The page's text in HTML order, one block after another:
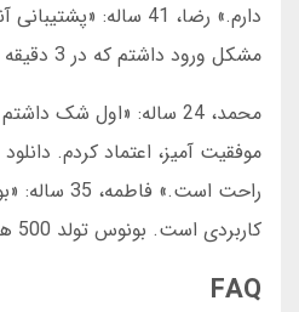
دارم.» رضا، 41 ساله:
مشکل ورود داشتم که در 3 دقیقه حل شد.»
محمد، 24 ساله: «اول شک
موفقیت آمیز، اعتماد کردم.
راحت است.»
کاربردی است. بونوس تولد 500 هزار تومانی را من گرفتم.»
FAQ